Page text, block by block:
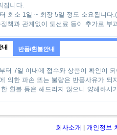
집니다.
최소 1일 ~ 최장 5일 정도 소요됩니다
책과 관계없이 도선료 등이 추가로 부
내 반품/환불안내
터 7일 이내에 접수와 상품이 확인이
의한 파손 또는 불량은 반품사유가 되
환불 등은 해드리지 않으니 양해하시
회사소개
개인정보